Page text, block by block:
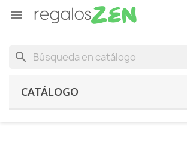

search
CATÁLOGO